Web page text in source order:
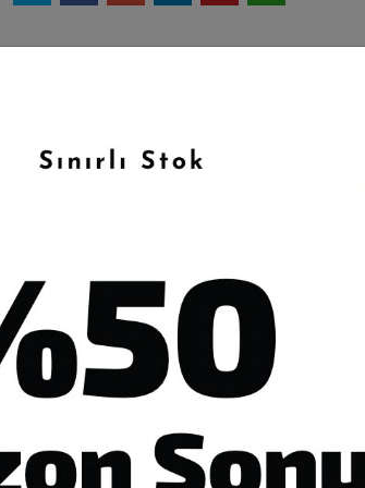
Garanti ve Teslimat Taksit Seçenekleri